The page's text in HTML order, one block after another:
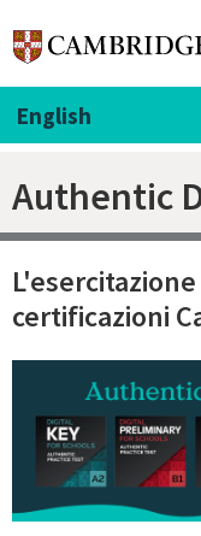
English
Authentic
certificazioni